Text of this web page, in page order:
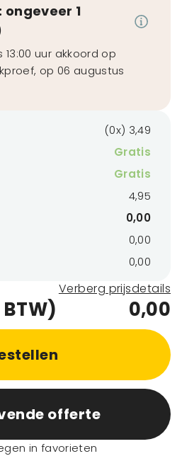
1
uur akkoord op
op 06 augustus
(0x) 3,49
Gratis
Gratis
4,95
0,00
0,00
0,00
Verberg prijsdetails
0,00
offerte
in favorieten